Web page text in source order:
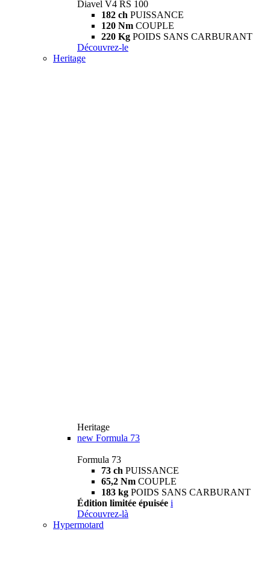
Diavel V4 RS 100
182 ch PUISSANCE
120 Nm COUPLE
220 Kg POIDS SANS CARBURANT
Découvrez-le
Heritage
Heritage
new Formula 73
Formula 73
73 ch PUISSANCE
65,2 Nm COUPLE
183 kg POIDS SANS CARBURANT
Édition limitée épuisée i
Découvrez-là
Hypermotard